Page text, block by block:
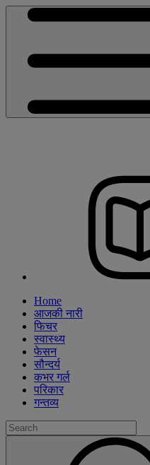
Home
आजकी नारी
फिचर
स्वास्थ्य
फेसन
सौन्दर्य
कभर गर्ल
परिकार
गन्तव्य